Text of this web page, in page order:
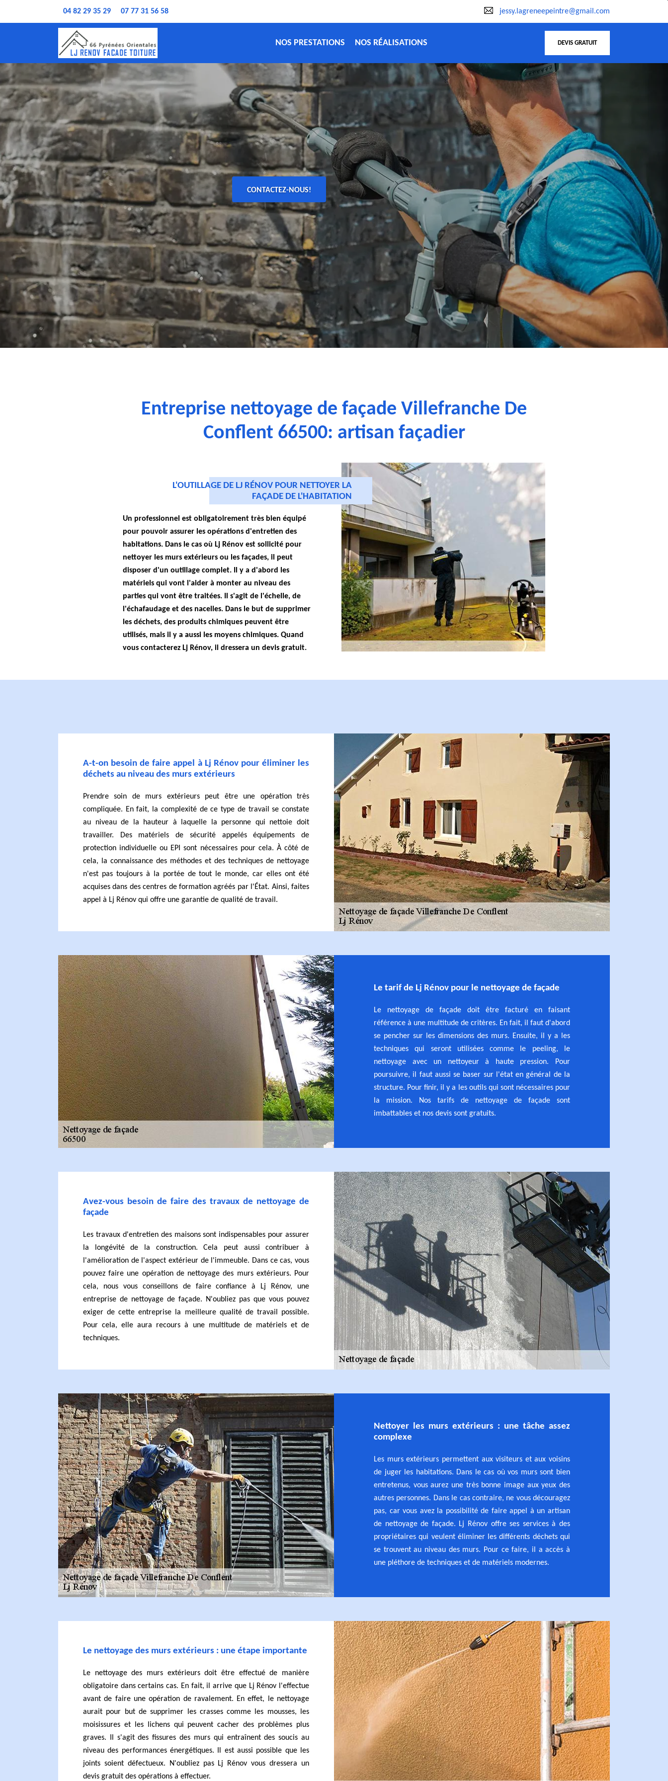
04 82 29 35 29 07 77 31 56 58 jessy.lagreneepeintre@gmail.com
NOS PRESTATIONS NOS RÉALISATIONS DEVIS GRATUIT
CONTACTEZ-NOUS!
Entreprise nettoyage de façade Villefranche De
Conflent 66500: artisan façadier
L'OUTILLAGE DE LJ RÉNOV POUR NETTOYER LA
FAÇADE DE L'HABITATION
Un professionnel est obligatoirement très bien équipé
pour pouvoir assurer les opérations d'entretien des
habitations. Dans le cas où Lj Rénov est sollicité pour
nettoyer les murs extérieurs ou les façades, il peut
disposer d'un outillage complet. Il y a d'abord les
matériels qui vont l'aider à monter au niveau des
parties qui vont être traitées. Il s'agit de l'échelle, de
l'échafaudage et des nacelles. Dans le but de supprimer
les déchets, des produits chimiques peuvent être
utilisés, mais il y a aussi les moyens chimiques. Quand
vous contacterez Lj Rénov, il dressera un devis gratuit.
A-t-on besoin de faire appel à Lj Rénov pour éliminer les
déchets au niveau des murs extérieurs
Prendre soin de murs extérieurs peut être une opération très
compliquée. En fait, la complexité de ce type de travail se constate
au niveau de la hauteur à laquelle la personne qui nettoie doit
travailler. Des matériels de sécurité appelés équipements de
protection individuelle ou EPI sont nécessaires pour cela. À côté de
cela, la connaissance des méthodes et des techniques de nettoyage
n'est pas toujours à la portée de tout le monde, car elles ont été
acquises dans des centres de formation agréés par l'État. Ainsi, faites
appel à Lj Rénov qui offre une garantie de qualité de travail.
Le tarif de Lj Rénov pour le nettoyage de façade
Le nettoyage de façade doit être facturé en faisant
référence à une multitude de critères. En fait, il faut d'abord
se pencher sur les dimensions des murs. Ensuite, il y a les
techniques qui seront utilisées comme le peeling, le
nettoyage avec un nettoyeur à haute pression. Pour
poursuivre, il faut aussi se baser sur l'état en général de la
structure. Pour finir, il y a les outils qui sont nécessaires pour
la mission. Nos tarifs de nettoyage de façade sont
imbattables et nos devis sont gratuits.
Avez-vous besoin de faire des travaux de nettoyage de
façade
Les travaux d'entretien des maisons sont indispensables pour assurer
la longévité de la construction. Cela peut aussi contribuer à
l'amélioration de l'aspect extérieur de l'immeuble. Dans ce cas, vous
pouvez faire une opération de nettoyage des murs extérieurs. Pour
cela, nous vous conseillons de faire confiance à Lj Rénov, une
entreprise de nettoyage de façade. N'oubliez pas que vous pouvez
exiger de cette entreprise la meilleure qualité de travail possible.
Pour cela, elle aura recours à une multitude de matériels et de
techniques.
Nettoyer les murs extérieurs : une tâche assez
complexe
Les murs extérieurs permettent aux visiteurs et aux voisins
de juger les habitations. Dans le cas où vos murs sont bien
entretenus, vous aurez une très bonne image aux yeux des
autres personnes. Dans le cas contraire, ne vous découragez
pas, car vous avez la possibilité de faire appel à un artisan
de nettoyage de façade. Lj Rénov offre ses services à des
propriétaires qui veulent éliminer les différents déchets qui
se trouvent au niveau des murs. Pour ce faire, il a accès à
une pléthore de techniques et de matériels modernes.
Le nettoyage des murs extérieurs : une étape importante
Le nettoyage des murs extérieurs doit être effectué de manière
obligatoire dans certains cas. En fait, il arrive que Lj Rénov l'effectue
avant de faire une opération de ravalement. En effet, le nettoyage
aurait pour but de supprimer les crasses comme les mousses, les
moisissures et les lichens qui peuvent cacher des problèmes plus
graves. Il s'agit des fissures des murs qui entraînent des soucis au
niveau des performances énergétiques. Il est aussi possible que les
joints soient défectueux. N'oubliez pas Lj Rénov vous dressera un
devis gratuit des opérations à effectuer.